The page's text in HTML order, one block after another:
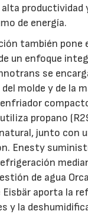
alta productividad
de energía.
también pone
un enfoque
se
molde y de la
propano
junto con
Enesty
de agua
aporta la
y la